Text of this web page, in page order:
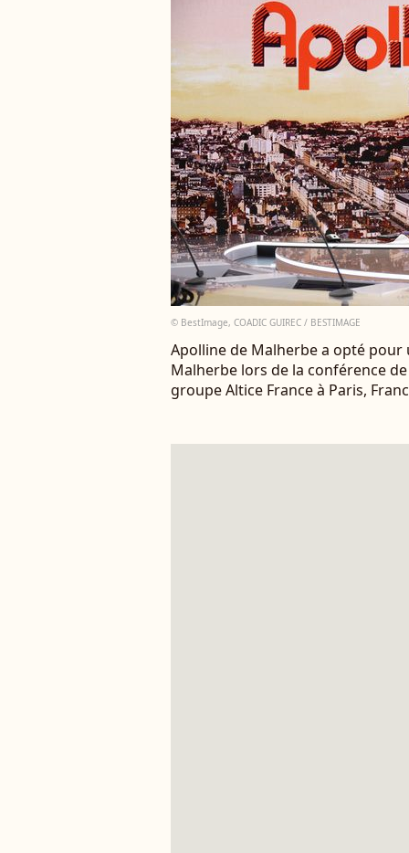
© BestImage, COADIC GUIREC / BESTIMAGE
Apolline de Malherbe a opté
Malherbe lors de la conférence
groupe Altice France à Paris,